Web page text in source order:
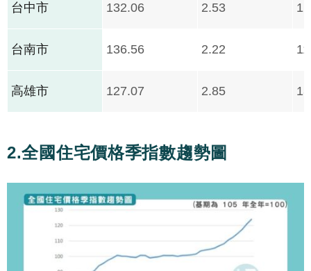
台中市 132.06 2.53
台南市 136.56 2.22
高雄市 127.07 2.85
2.全國住宅價格季指數趨勢圖